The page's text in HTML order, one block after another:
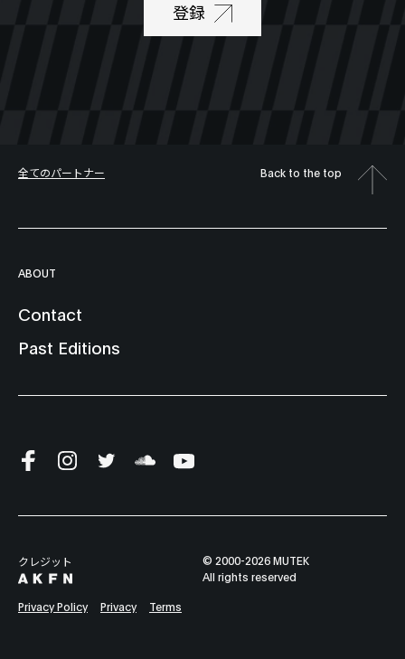
登録
全てのパートナー Back to the top
ABOUT
Contact
Past Editions
クレジット
© 2000-2026 MUTEK
All rights reserved
Privacy Policy Privacy Terms